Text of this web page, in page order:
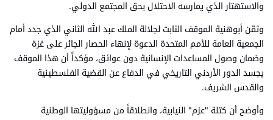
والاستهتار الذي يمارسه الاحتلال بحق المجتمع الدولي.
وثمّن أبوهنية الموقف الثابت لجلالة الملك عبد الله الثاني الذي جدد أمام
الجمعية العامة للأمم المتحدة الدعوة لإنهاء الحصار الجائر على غزة
وضمان وصول المساعدات الإنسانية دون عوائق، مؤكداً أن هذا الموقف
يجسد الدور الأردني التاريخي في الدفاع عن القضية الفلسطينية
والقدس الشريف.
وأوضح أن كتلة "عزم" النيابية، وانطلاقاً من مسؤوليتها الوطنية